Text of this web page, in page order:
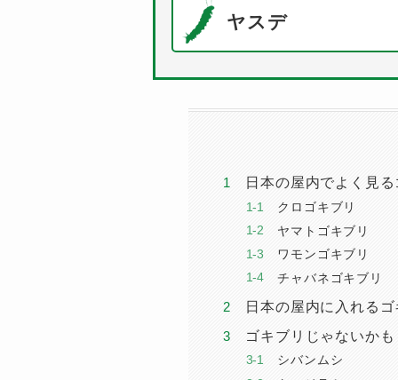
ヤスデ
日本の屋内でよく見
クロゴキブリ
ヤマトゴキブリ
ワモンゴキブリ
チャバネゴキブリ
日本の屋内に入れる
ゴキブリじゃないか
シバンムシ